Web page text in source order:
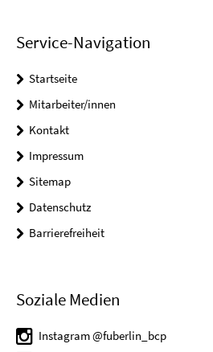
Service-Navigation
Startseite
Mitarbeiter/innen
Kontakt
Impressum
Sitemap
Datenschutz
Barrierefreiheit
Soziale Medien
Instagram @fuberlin_bcp